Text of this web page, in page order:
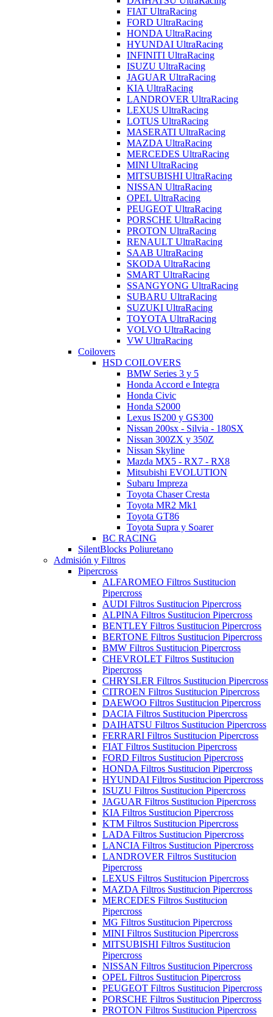
FIAT UltraRacing
FORD UltraRacing
HONDA UltraRacing
HYUNDAI UltraRacing
INFINITI UltraRacing
ISUZU UltraRacing
JAGUAR UltraRacing
KIA UltraRacing
LANDROVER UltraRacing
LEXUS UltraRacing
LOTUS UltraRacing
MASERATI UltraRacing
MAZDA UltraRacing
MERCEDES UltraRacing
MINI UltraRacing
MITSUBISHI UltraRacing
NISSAN UltraRacing
OPEL UltraRacing
PEUGEOT UltraRacing
PORSCHE UltraRacing
PROTON UltraRacing
RENAULT UltraRacing
SAAB UltraRacing
SKODA UltraRacing
SMART UltraRacing
SSANGYONG UltraRacing
SUBARU UltraRacing
SUZUKI UltraRacing
TOYOTA UltraRacing
VOLVO UltraRacing
VW UltraRacing
Coilovers
HSD COILOVERS
BMW Series 3 y 5
Honda Accord e Integra
Honda Civic
Honda S2000
Lexus IS200 y GS300
Nissan 200sx - Silvia - 180SX
Nissan 300ZX y 350Z
Nissan Skyline
Mazda MX5 - RX7 - RX8
Mitsubishi EVOLUTION
Subaru Impreza
Toyota Chaser Cresta
Toyota MR2 Mk1
Toyota GT86
Toyota Supra y Soarer
BC RACING
SilentBlocks Poliuretano
Admisión y Filtros
Pipercross
ALFAROMEO Filtros Sustitucion
Pipercross
AUDI Filtros Sustitucion Pipercross
ALPINA Filtros Sustitucion Pipercross
BENTLEY Filtros Sustitucion Pipercross
BERTONE Filtros Sustitucion Pipercross
BMW Filtros Sustitucion Pipercross
CHEVROLET Filtros Sustitucion
Pipercross
CHRYSLER Filtros Sustitucion Pipercross
CITROEN Filtros Sustitucion Pipercross
DAEWOO Filtros Sustitucion Pipercross
DACIA Filtros Sustitucion Pipercross
DAIHATSU Filtros Sustitucion Pipercross
FERRARI Filtros Sustitucion Pipercross
FIAT Filtros Sustitucion Pipercross
FORD Filtros Sustitucion Pipercross
HONDA Filtros Sustitucion Pipercross
HYUNDAI Filtros Sustitucion Pipercross
ISUZU Filtros Sustitucion Pipercross
JAGUAR Filtros Sustitucion Pipercross
KIA Filtros Sustitucion Pipercross
KTM Filtros Sustitucion Pipercross
LADA Filtros Sustitucion Pipercross
LANCIA Filtros Sustitucion Pipercross
LANDROVER Filtros Sustitucion
Pipercross
LEXUS Filtros Sustitucion Pipercross
MAZDA Filtros Sustitucion Pipercross
MERCEDES Filtros Sustitucion
Pipercross
MG Filtros Sustitucion Pipercross
MINI Filtros Sustitucion Pipercross
MITSUBISHI Filtros Sustitucion
Pipercross
NISSAN Filtros Sustitucion Pipercross
OPEL Filtros Sustitucion Pipercross
PEUGEOT Filtros Sustitucion Pipercross
PORSCHE Filtros Sustitucion Pipercross
PROTON Filtros Sustitucion Pipercross